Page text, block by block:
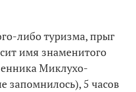
либо туризма, прыг
имя знаменитого
Миклухо-
запомнилось), 5 часов